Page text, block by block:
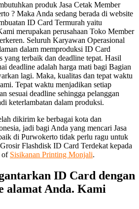
produk Jasa Cetak Member
? Maka Anda sedang berada di website
ID Card Termurah yaitu
merupakan perusahaan Toko Member
Seluruh Karyawan Operasional
dalam memproduksi ID Card
yang terbaik dan deadline tepat. Hasil
deadline adalah harga mati bagi Bagian
lagi. Maka, kualitas dan tepat waktu
Tepat waktu menjadikan setiap
sesuai deadline sehingga pelanggan
keterlambatan dalam produksi.
dikirim ke berbagai kota dan
jadi bagi Anda yang mencari Jasa
di Purwokerto tidak perlu ragu untuk
Flashdisk ID Card Terdekat kepada
of Sisikanan Printing Monjali.
ID Card dengan
alamat Anda. Kami